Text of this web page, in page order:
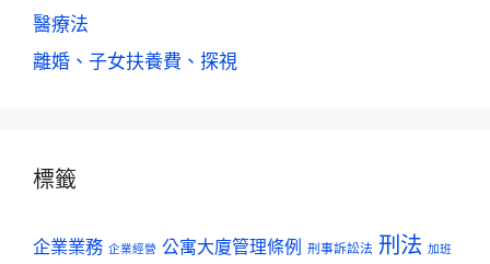
醫療法
離婚、子女扶養費、探視
標籤
企業業務 企業經營 公寓大廈管理條例 刑事訴訟法 刑法 加班